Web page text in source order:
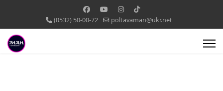
(0532) 50-00-72 poltavaman@ukr.net